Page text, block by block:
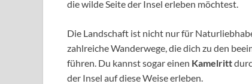
die wilde Seite der Insel erleben möchtest.
Die Landschaft ist nicht nur für
zahlreiche Wanderwege, die dich zu den
führen. Du kannst sogar einen Kamelritt
der Insel auf diese Weise erleben.